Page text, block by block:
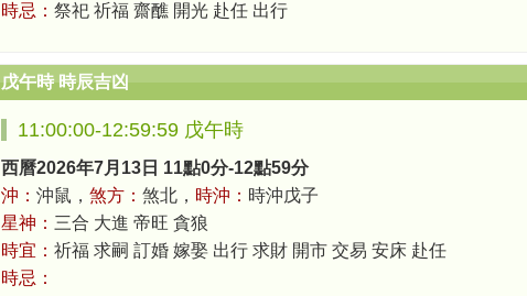
時忌： 祭祀 祈福 齋醮 開光 赴任 出行
戊午時 時辰吉凶
11:00:00-12:59:59 戊午時
西曆2026年7月13日 11點0分-12點59分
沖： 沖鼠， 煞方： 煞北， 時沖： 時沖戊子
星神： 三合 大進 帝旺 貪狼
時宜： 祈福 求嗣 訂婚 嫁娶 出行 求財 開市 交易 安床 赴任
時忌：